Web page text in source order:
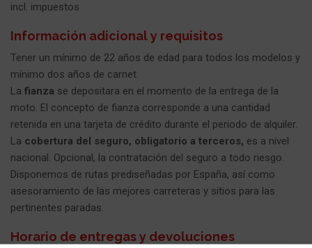
incl. impuestos
Información adicional y requisitos
Tener un mínimo de 22 años de edad para todos los modelos y
mínimo dos años de carnet.
La fianza se depositara en el momento de la entrega de la
moto. El concepto de fianza corresponde a una cantidad
retenida en una tarjeta de crédito durante el periodo de alquiler.
La cobertura del seguro, obligatorio a terceros, es a nivel
nacional. Opcional, la contratación del seguro a todo riesgo.
Disponemos de rutas prediseñadas por España, así como
asesoramiento de las mejores carreteras y sitios para las
pertinentes paradas.
Horario de entregas y devoluciones